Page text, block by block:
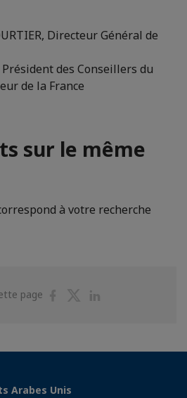
Directeur Général de
Président des Conseillers du
de la France
sur le même
à votre recherche
page
PartagerPartager
Arabes Unis